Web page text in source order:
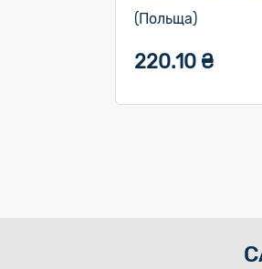
(Польща)
220.10 ₴